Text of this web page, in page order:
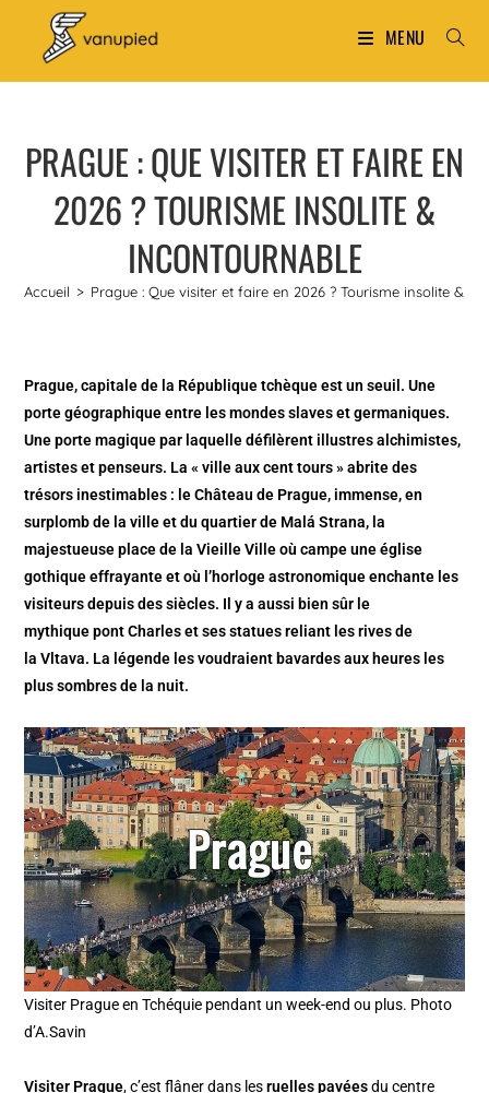
MENU
PRAGUE : QUE VISITER ET FAIRE EN
2026 ? TOURISME INSOLITE &
INCONTOURNABLE
Accueil > Prague : Que visiter et faire en 2026 ? Tourisme insolite &
Prague, capitale de la République tchèque est un seuil. Une
porte géographique entre les mondes slaves et germaniques.
Une porte magique par laquelle défilèrent illustres alchimistes,
artistes et penseurs. La « ville aux cent tours » abrite des
trésors inestimables : le Château de Prague, immense, en
surplomb de la ville et du quartier de Malá Strana, la
majestueuse place de la Vieille Ville où campe une église
gothique effrayante et où l’horloge astronomique enchante les
visiteurs depuis des siècles. Il y a aussi bien sûr le
mythique pont Charles et ses statues reliant les rives de
la Vltava. La légende les voudraient bavardes aux heures les
plus sombres de la nuit.
Visiter Prague en Tchéquie pendant un week-end ou plus. Photo
d’A.Savin
Visiter Prague, c’est flâner dans lesruelles pavéesdu centre